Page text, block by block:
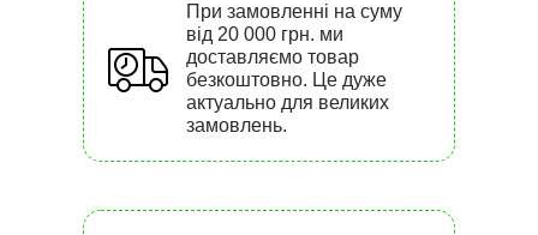
При замовленні на суму
від 20 000 грн. ми
доставляємо товар
безкоштовно. Це дуже
актуально для великих
замовлень.